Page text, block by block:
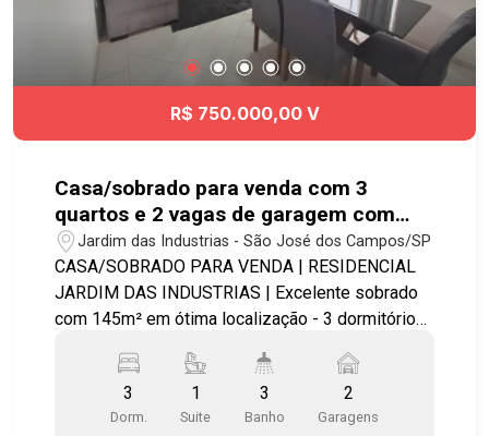
R$ 750.000,00 V
Casa/sobrado para venda com 3
quartos e 2 vagas de garagem com
145m² - Jardim das Industrias
Jardim das Industrias - São José dos Campos/SP
CASA/SOBRADO PARA VENDA | RESIDENCIAL
JARDIM DAS INDUSTRIAS | Excelente sobrado
com 145m² em ótima localização - 3 dormitórios
com armários planejados - Quintal espaçoso -
Churrasqueira - 2 vagas de garagem cobertas
com portão eletrônico. O Jardim das Industrias
3
Dorm.
1
Suite
3
Banho
2
Garagens